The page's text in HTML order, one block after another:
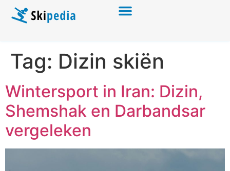
Tag: Dizin skiën
Wintersport in Iran: Dizin,
Shemshak en Darbandsar
vergeleken